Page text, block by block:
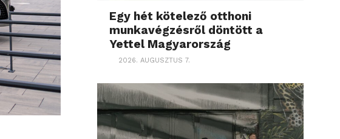
Egy hét kötelező otthoni
munkavégzésről döntött a
Yettel Magyarország
2026. AUGUSZTUS 7.